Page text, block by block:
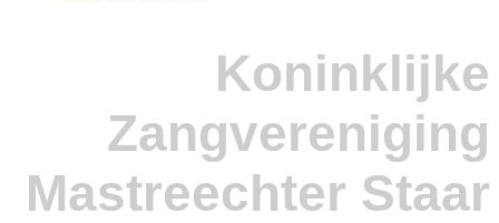
Koninklijke
Zangvereniging
Mastreechter Staar